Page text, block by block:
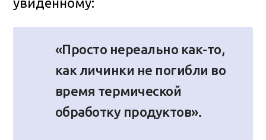
«Просто нереально как-то,
как личинки не погибли во
время термической
обработку продуктов».